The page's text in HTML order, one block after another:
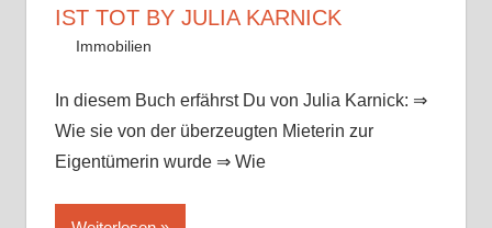
IST TOT BY JULIA KARNICK
12. August 2017
Mike
Immobilien
In diesem Buch erfährst Du von Julia Karnick: ⇒
Wie sie von der überzeugten Mieterin zur
Eigentümerin wurde ⇒ Wie